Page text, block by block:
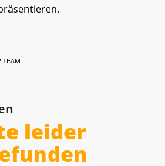
TEAM
leider